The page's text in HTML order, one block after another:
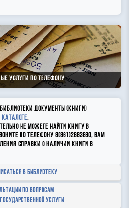
услуги по телефону
документы (книги)
каталоге.
не можете найти книгу в
по телефону 8(861)2683630, вам
справки о наличии книги в
в библиотеку
по вопросам
услуги